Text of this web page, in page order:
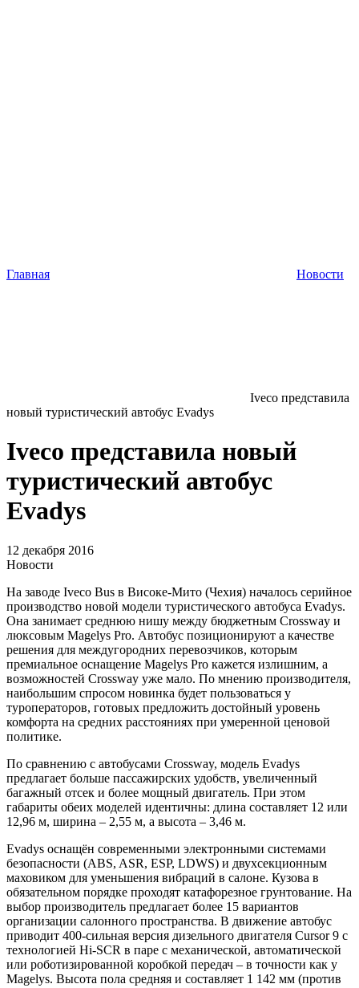
Главная Новости
Iveco представила
новый туристический автобус Evadys
Iveco представила новый
туристический автобус
Evadys
12 декабря 2016
Новости
На заводе Iveco Bus в Високе-Мито (Чехия) началось серийное
производство новой модели туристического автобуса Evadys.
Она занимает среднюю нишу между бюджетным Crossway и
люксовым Magelys Pro. Автобус позиционируют а качестве
решения для междугородних перевозчиков, которым
премиальное оснащение Magelys Pro кажется излишним, а
возможностей Crossway уже мало. По мнению производителя,
наибольшим спросом новинка будет пользоваться у
туроператоров, готовых предложить достойный уровень
комфорта на средних расстояниях при умеренной ценовой
политике.
По сравнению с автобусами Crossway, модель Evadys
предлагает больше пассажирских удобств, увеличенный
багажный отсек и более мощный двигатель. При этом
габариты обеих моделей идентичны: длина составляет 12 или
12,96 м, ширина – 2,55 м, а высота – 3,46 м.
Evadys оснащён современными электронными системами
безопасности (ABS, ASR, ESP, LDWS) и двухсекционным
маховиком для уменьшения вибраций в салоне. Кузова в
обязательном порядке проходят катафорезное грунтование. На
выбор производитель предлагает более 15 вариантов
организации салонного пространства. В движение автобус
приводит 400-сильная версия дизельного двигателя Cursor 9 с
технологией Hi-SCR в паре с механической, автоматической
или роботизированной коробкой передач – в точности как у
Magelys. Высота пола средняя и составляет 1 142 мм (против